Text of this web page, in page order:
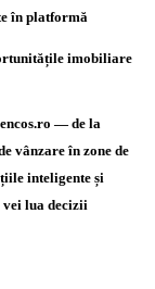
în platformă
imobiliare
— de la
vânzare în zone de
inteligente și
lua decizii